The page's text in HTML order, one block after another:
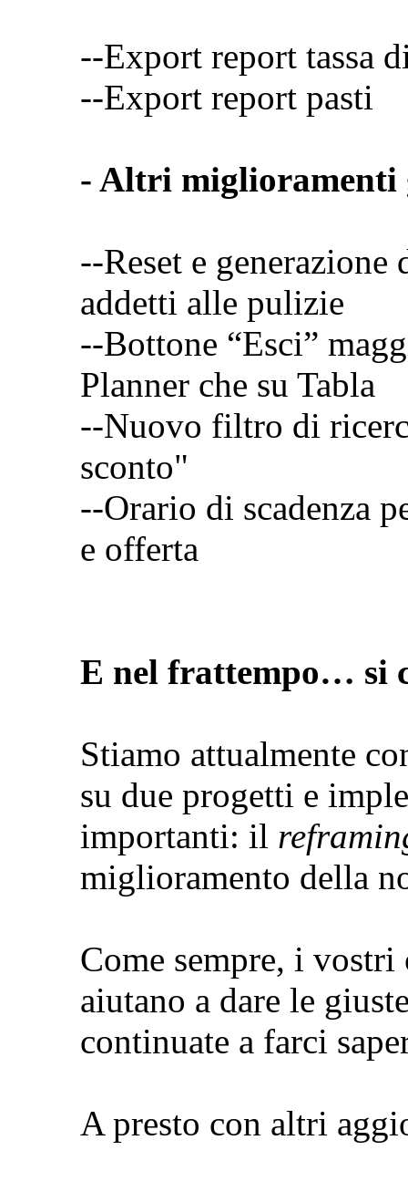
--Export report tassa
--Export report pasti
- Altri miglioramenti
--Reset e
addetti alle pulizie
--Bottone “Esci”
Planner che su Tabla
--Nuovo filtro di
sconto"
--Orario di scadenza
e offerta
E nel frattempo… si
Stiamo attualmente
su due progetti e
importanti: il
miglioramento della
Come sempre, i
aiutano a dare le
continuate a farci
A presto con altri